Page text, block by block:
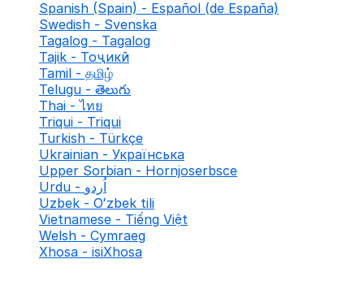
Spanish (Spain) - Español (de España)
Swedish - Svenska
Tagalog - Tagalog
Tajik - Тоҷикӣ
Tamil - தமிழ்
Telugu - తెలుగు
Thai - ไทย
Triqui - Triqui
Turkish - Türkçe
Ukrainian - Українська
Upper Sorbian - Hornjoserbsce
Urdu - اُردو
Uzbek - Oʻzbek tili
Vietnamese - Tiếng Việt
Welsh - Cymraeg
Xhosa - isiXhosa